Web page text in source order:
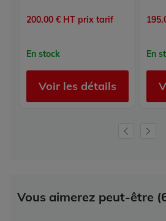
200.00 € HT prix tarif
En stock
Voir les détails
En
Vous aimerez peut-être